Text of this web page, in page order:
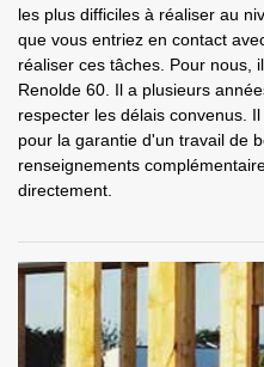
les plus difficiles à réaliser au
que vous entriez en contact
réaliser ces tâches. Pour nous,
Renolde 60. Il a plusieurs
respecter les délais convenus.
pour la garantie d'un travail de
renseignements
directement.